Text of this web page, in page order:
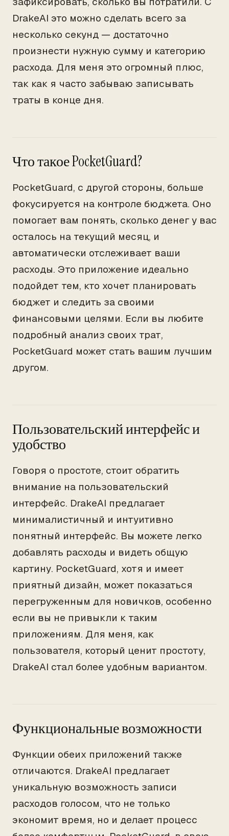
DrakeAI это можно сделать всего за
несколько секунд — достаточно
произнести нужную сумму и категорию
расхода. Для меня это огромный плюс,
так как я часто забываю записывать
траты в конце дня.
Что такое PocketGuard?
PocketGuard, с другой стороны, больше
фокусируется на контроле бюджета. Оно
помогает вам понять, сколько денег у вас
осталось на текущий месяц, и
автоматически отслеживает ваши
расходы. Это приложение идеально
подойдет тем, кто хочет планировать
бюджет и следить за своими
финансовыми целями. Если вы любите
подробный анализ своих трат,
PocketGuard может стать вашим лучшим
другом.
Пользовательский интерфейс и
удобство
Говоря о простоте, стоит обратить
внимание на пользовательский
интерфейс. DrakeAI предлагает
минималистичный и интуитивно
понятный интерфейс. Вы можете легко
добавлять расходы и видеть общую
картину. PocketGuard, хотя и имеет
приятный дизайн, может показаться
перегруженным для новичков, особенно
если вы не привыкли к таким
приложениям. Для меня, как
пользователя, который ценит простоту,
DrakeAI стал более удобным вариантом.
Функциональные возможности
Функции обеих приложений также
отличаются. DrakeAI предлагает
уникальную возможность записи
расходов голосом, что не только
экономит время, но и делает процесс